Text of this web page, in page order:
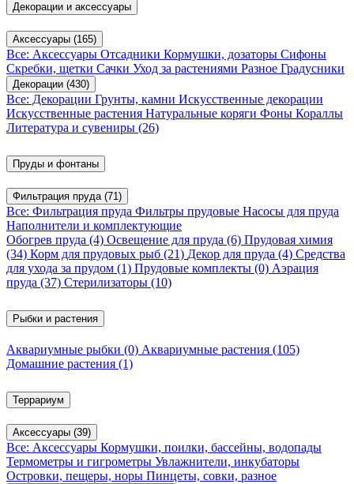
Декорации и аксессуары
Аксессуары (165)
Все: Аксессуары Отсадники Кормушки, дозаторы Сифоны
Скребки, щетки Сачки Уход за растениями Разное Градусники
Декорации (430)
Все: Декорации Грунты, камни Искусственные декорации
Искусственные растения Натуральные коряги Фоны Кораллы
Литература и сувениры (26)
Пруды и фонтаны
Фильтрация пруда (71)
Все: Фильтрация пруда Фильтры прудовые Насосы для пруда
Наполнители и комплектующие
Обогрев пруда (4) Освещение для пруда (6) Прудовая химия
(34) Корм для прудовых рыб (21) Декор для пруда (4) Средства
для ухода за прудом (1) Прудовые комплекты (0) Аэрация
пруда (37) Стерилизаторы (10)
Рыбки и растения
Аквариумные рыбки (0) Аквариумные растения (105)
Домашние растения (1)
Террариум
Аксессуары (39)
Все: Аксессуары Кормушки, поилки, бассейны, водопады
Термометры и гигрометры Увлажнители, инкубаторы
Островки, пещеры, норы Пинцеты, совки, разное